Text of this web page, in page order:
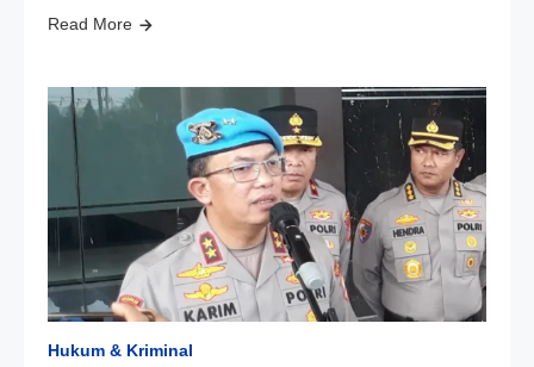
Read More
Hukum & Kriminal